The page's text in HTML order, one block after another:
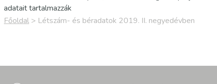
adatait tartalmazzák
Főoldal > Létszám- és béradatok 2019. II. negyedévben